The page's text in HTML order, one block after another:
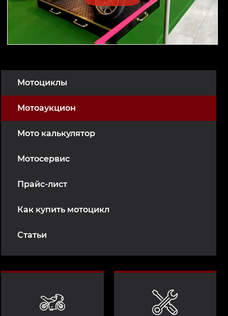
Мотоциклы
Мотоаукцион
Мото калькулятор
Мотосервис
Прайс-лист
Как купить мотоцикл
Статьи